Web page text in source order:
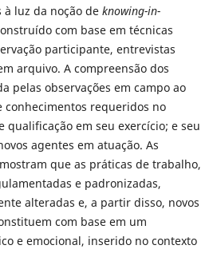
luz da noção de knowing-in-
com base em técnicas
participante, entrevistas
arquivo. A compreensão dos
pelas observações em campo ao
conhecimentos requeridos no
qualificação em seu exercício; e seu
agentes em atuação. As
que as práticas de trabalho,
e padronizadas,
alteradas e, a partir disso, novos
com base em um
e emocional, inserido no contexto